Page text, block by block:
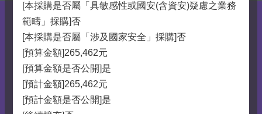
[本採購是否屬「具敏感性或國安(含資安)疑慮之業務
範疇」採購]否
[本採購是否屬「涉及國家安全」採購]否
[預算金額]265,462元
[預算金額是否公開]是
[預計金額]265,462元
[預計金額是否公開]是